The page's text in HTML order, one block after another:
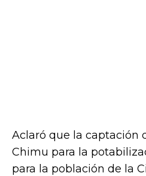
Aclaró que la captación
Chimu para la
para la población de la